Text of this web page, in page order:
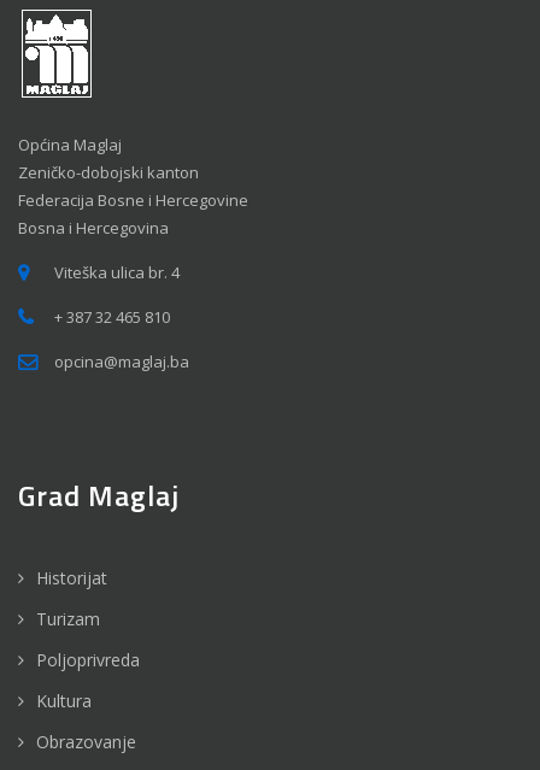
Općina Maglaj
Zeničko-dobojski kanton
Federacija Bosne i Hercegovine
Bosna i Hercegovina
Viteška ulica br. 4
+ 387 32 465 810
opcina@maglaj.ba
Grad Maglaj
Historijat
Turizam
Poljoprivreda
Kultura
Obrazovanje